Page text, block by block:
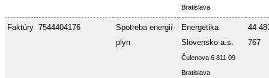
Bratislava
Faktúry 7544404176
Spotreba energií-
plyn
Energetika
Slovensko a.s.
Čulenova 6 811 09
Bratislava
44
767